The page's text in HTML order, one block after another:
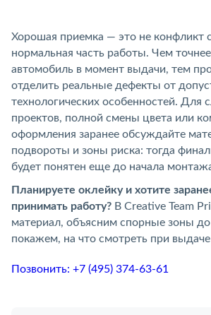
Хорошая приемка — это не конфликт
нормальная часть работы. Чем
автомобиль в момент выдачи, тем
отделить реальные дефекты от
технологических особенностей. Для
проектов, полной смены цвета или
оформления заранее обсуждайте
подвороты и зоны риска: тогда
будет понятен еще до начала
Планируете оклейку и хотите
принимать работу? В Creative Team
материал, объясним спорные зоны
покажем, на что смотреть при
Позвонить: +7 (495) 374-63-61